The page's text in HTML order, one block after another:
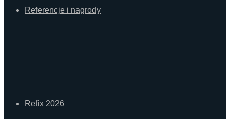
Referencje i nagrody
Refix 2026